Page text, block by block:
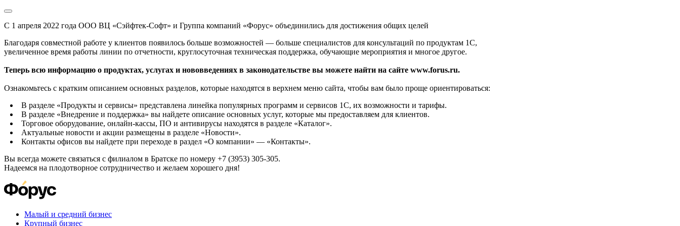
С 1 апреля 2022 года ООО ВЦ «Сэйфтек-Софт» и Группа компаний «Форус» объединились для достижения общих целей
Благодаря совместной работе у клиентов появилось больше возможностей — больше специалистов для консультаций по продуктам 1С,
увеличенное время работы линии по отчетности, круглосуточная техническая поддержка, обучающие мероприятия и многое другое.
Теперь всю информацию о продуктах, услугах и нововведениях в законодательстве вы можете найти на сайте www.forus.ru.
Ознакомьтесь с кратким описанием основных разделов, которые находятся в верхнем меню сайта, чтобы вам было проще ориентироваться:
В разделе «Продукты и сервисы» представлена линейка популярных программ и сервисов 1С, их возможности и тарифы.
В разделе «Внедрение и поддержка» вы найдете описание основных услуг, которые мы предоставляем для клиентов.
Торговое оборудование, онлайн-кассы, ПО и антивирусы находятся в разделе «Каталог».
Актуальные новости и акции размещены в разделе «Новости».
Контакты офисов вы найдете при переходе в раздел «О компании» — «Контакты».
Вы всегда можете связаться с филиалом в Братске по номеру +7 (3953) 305-305.
Надеемся на плодотворное сотрудничество и желаем хорошего дня!
Малый и средний бизнес
Крупный бизнес